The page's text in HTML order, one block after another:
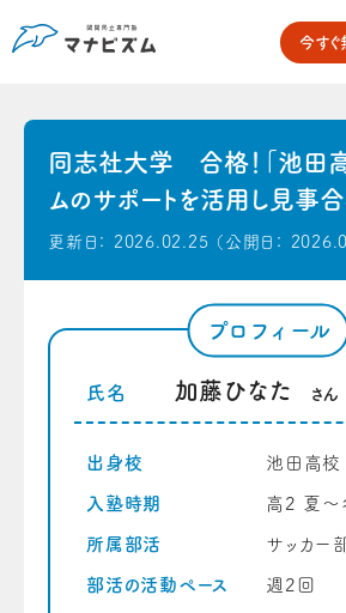
今す
同志社大学 合格！「池田
ムのサポートを活用し見事合
更新日： 2026.02.25 （公開日：
プロフィール
氏名 加藤ひなた さん
出身校 池田高校
入塾時期 高2 夏〜
所属部活 サッカー
部活の活動ペース 週2回